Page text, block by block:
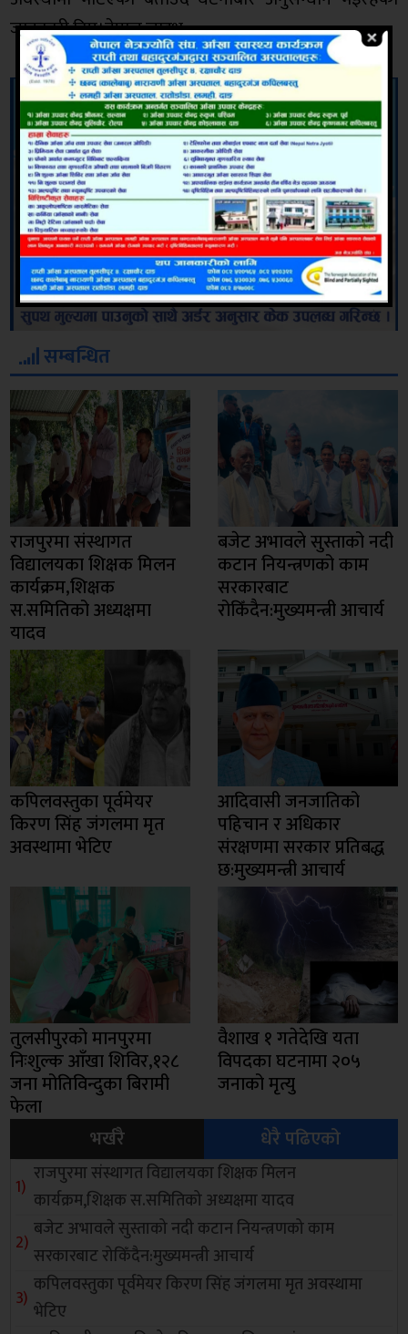
जानकारी दिए।नेपाल लाइभ
सम्बन्धित
राजपुरमा संस्थागत
विद्यालयका शिक्षक मिलन
कार्यक्रम,शिक्षक
स.समितिको अध्यक्षमा
यादव
बजेट अभावले सुस्ताको नदी
कटान नियन्त्रणको काम
सरकारबाट
रोकिँदैन:मुख्यमन्त्री आचार्य
कपिलवस्तुका पूर्वमेयर
किरण सिंह जंगलमा मृत
अवस्थामा भेटिए
आदिवासी जनजातिको
पहिचान र अधिकार
संरक्षणमा सरकार प्रतिबद्ध
छ:मुख्यमन्त्री आचार्य
तुलसीपुरको मानपुरमा
निःशुल्क आँखा शिविर,१२८
जना मोतिविन्दुका बिरामी
फेला
वैशाख १ गतेदेखि यता
विपदका घटनामा २०५
जनाको मृत्यु
भर्खरै
धेरै पढिएको
राजपुरमा संस्थागत विद्यालयका शिक्षक मिलन
कार्यक्रम,शिक्षक स.समितिको अध्यक्षमा यादव
बजेट अभावले सुस्ताको नदी कटान नियन्त्रणको काम
सरकारबाट रोकिँदैन:मुख्यमन्त्री आचार्य
कपिलवस्तुका पूर्वमेयर किरण सिंह जंगलमा मृत अवस्थामा
भेटिए